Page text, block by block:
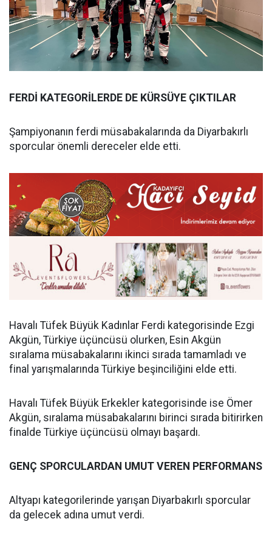
FERDİ KATEGORİLERDE DE KÜRSÜYE ÇIKTILAR
Şampiyonanın ferdi müsabakalarında da Diyarbakırlı
sporcular önemli dereceler elde etti.
Havalı Tüfek Büyük Kadınlar Ferdi kategorisinde Ezgi
Akgün, Türkiye üçüncüsü olurken, Esin Akgün
sıralama müsabakalarını ikinci sırada tamamladı ve
final yarışmalarında Türkiye beşinciliğini elde etti.
Havalı Tüfek Büyük Erkekler kategorisinde ise Ömer
Akgün, sıralama müsabakalarını birinci sırada bitirirken
finalde Türkiye üçüncüsü olmayı başardı.
GENÇ SPORCULARDAN UMUT VEREN PERFORMANS
Altyapı kategorilerinde yarışan Diyarbakırlı sporcular
da gelecek adına umut verdi.